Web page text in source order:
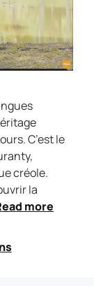
C’est le
créole.
la
more